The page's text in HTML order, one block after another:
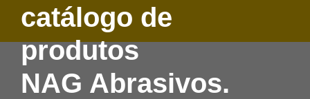
catálogo de
produtos
NAG Abrasivos.